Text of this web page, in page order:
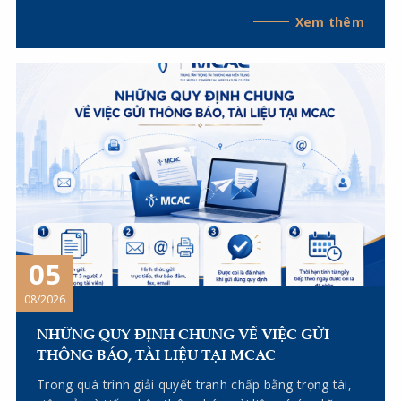
tài. Để việc tham gia phiên họp đạt hiệu quả và hạn
chế rủi ro pháp lý, các bên cần lưu ý những nội dung
sau đây.
Xem thêm
05
08/2026
NHỮNG QUY ĐỊNH CHUNG VỀ VIỆC GỬI
THÔNG BÁO, TÀI LIỆU TẠI MCAC
Trong quá trình giải quyết tranh chấp bằng trọng tài,